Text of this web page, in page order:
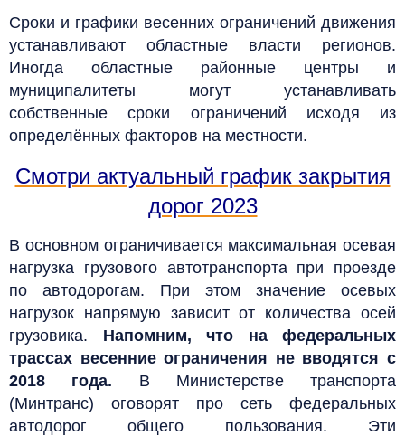
Сроки и графики весенних ограничений движения
устанавливают областные власти регионов.
Иногда областные районные центры и
муниципалитеты могут устанавливать
собственные сроки ограничений исходя из
определённых факторов на местности.
Смотри актуальный график закрытия
дорог 2023
В основном ограничивается максимальная осевая
нагрузка грузового автотранспорта при проезде
по автодорогам. При этом значение осевых
нагрузок напрямую зависит от количества осей
грузовика. Напомним, что на федеральных
трассах весенние ограничения не вводятся с
2018 года. В Министерстве транспорта
(Минтранс) оговорят про сеть федеральных
автодорог общего пользования. Эти